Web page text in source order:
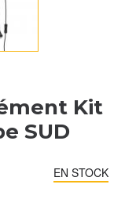
Kit
SUD
EN STOCK